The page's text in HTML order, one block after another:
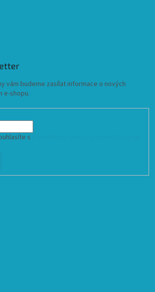
vám budeme zasílat informace o nových
e-shopu.
s